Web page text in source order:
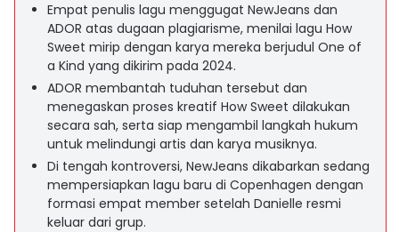
Empat penulis lagu menggugat NewJeans dan
ADOR atas dugaan plagiarisme, menilai lagu How
Sweet mirip dengan karya mereka berjudul One of
a Kind yang dikirim pada 2024.
ADOR membantah tuduhan tersebut dan
menegaskan proses kreatif How Sweet dilakukan
secara sah, serta siap mengambil langkah hukum
untuk melindungi artis dan karya musiknya.
Di tengah kontroversi, NewJeans dikabarkan sedang
mempersiapkan lagu baru di Copenhagen dengan
formasi empat member setelah Danielle resmi
keluar dari grup.